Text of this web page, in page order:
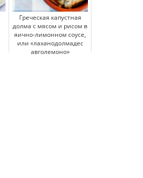
Греческая капустная
долма с мясом и рисом в
яично-лимонном соусе,
или «лаханодолмадес
авголемоно»